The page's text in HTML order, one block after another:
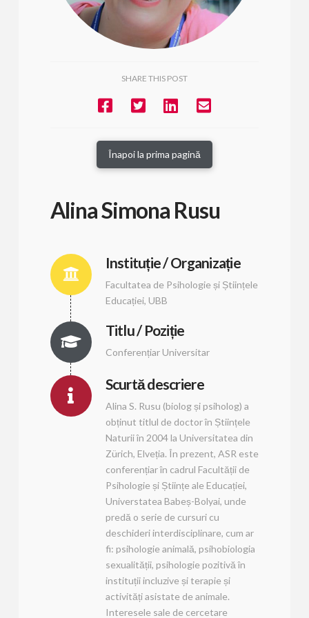
SHARE THIS POST
Înapoi la prima pagină
Alina Simona Rusu
Instituție / Organizație
Facultatea de Psihologie și Științele
Educației, UBB
Titlu / Poziție
Conferențiar Universitar
Scurtă descriere
Alina S. Rusu (biolog și psiholog) a
obținut titlul de doctor în Științele
Naturii în 2004 la Universitatea din
Zürich, Elveția. În prezent, ASR este
conferențiar în cadrul Facultății de
Psihologie și Științe ale Educației,
Universtatea Babeș-Bolyai, unde
predă o serie de cursuri cu
deschideri interdisciplinare, cum ar
fi: psihologie animală, psihobiologia
sexualității, psihologie pozitivă în
instituții incluzive și terapie și
activități asistate de animale.
Interesele sale de cercetare